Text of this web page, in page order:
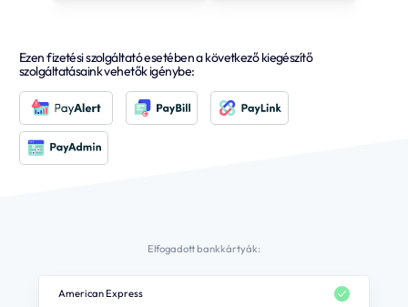
Ezen fizetési szolgáltató esetében a következő kiegészítő
szolgáltatásaink vehetők igénybe:
Elfogadott bankkártyák:
American Express